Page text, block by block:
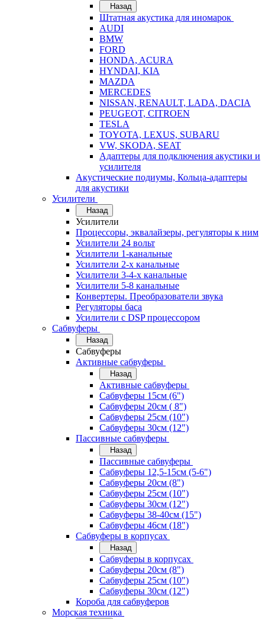
Назад
Штатная акустика для иномарок
AUDI
BMW
FORD
HONDA, ACURA
HYNDAI, KIA
MAZDA
MERCEDES
NISSAN, RENAULT, LADA, DACIA
PEUGEOT, CITROEN
TESLA
TOYOTA, LEXUS, SUBARU
VW, SKODA, SEAT
Адаптеры для подключения акустики и
усилителя
Акустические подиумы, Кольца-адаптеры
для акустики
Усилители
Назад
Усилители
Процессоры, эквалайзеры, регуляторы к ним
Усилители 24 вольт
Усилители 1-канальные
Усилители 2-х канальные
Усилители 3-4-х канальные
Усилители 5-8 канальные
Конвертеры. Преобразователи звука
Регуляторы баса
Усилители с DSP процессором
Сабвуферы
Назад
Сабвуферы
Активные сабвуферы
Назад
Активные сабвуферы
Сабвуферы 15см (6")
Сабвуферы 20см ( 8")
Сабвуферы 25см (10")
Сабвуферы 30см (12")
Пассивные сабвуферы
Назад
Пассивные сабвуферы
Сабвуферы 12,5-15см (5-6")
Сабвуферы 20см (8")
Сабвуферы 25см (10")
Сабвуферы 30см (12")
Сабвуферы 38-40см (15")
Сабвуферы 46см (18")
Сабвуферы в корпусах
Назад
Сабвуферы в корпусах
Сабвуферы 20см (8")
Сабвуферы 25см (10")
Сабвуферы 30см (12")
Короба для сабвуферов
Морская техника